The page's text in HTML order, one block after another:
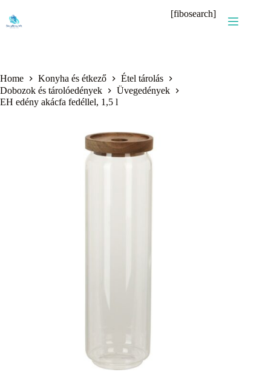
content
[fibosearch]
Home Konyha és étkező
Étel tárolás
Dobozok és tárolóedények
Üvegedények
EH edény akácfa fedéllel, 1,5 l